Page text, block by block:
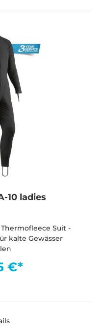
10 ladies
Suit -
kalte Gewässer
€*